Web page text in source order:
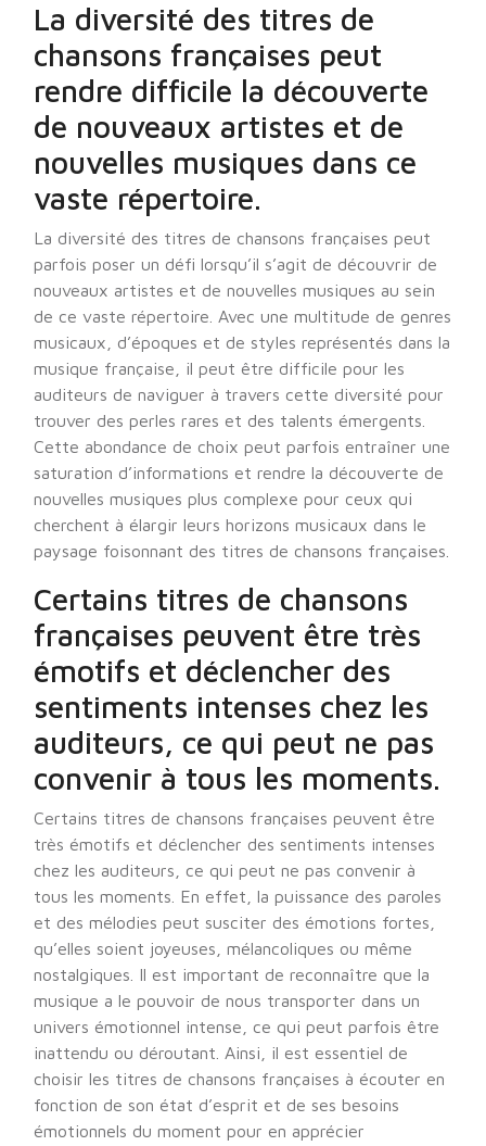
La diversité des titres de
chansons françaises peut
rendre difficile la découverte
de nouveaux artistes et de
nouvelles musiques dans ce
vaste répertoire.
La diversité des titres de chansons françaises peut
parfois poser un défi lorsqu’il s’agit de découvrir de
nouveaux artistes et de nouvelles musiques au sein
de ce vaste répertoire. Avec une multitude de genres
musicaux, d’époques et de styles représentés dans la
musique française, il peut être difficile pour les
auditeurs de naviguer à travers cette diversité pour
trouver des perles rares et des talents émergents.
Cette abondance de choix peut parfois entraîner une
saturation d’informations et rendre la découverte de
nouvelles musiques plus complexe pour ceux qui
cherchent à élargir leurs horizons musicaux dans le
paysage foisonnant des titres de chansons françaises.
Certains titres de chansons
françaises peuvent être très
émotifs et déclencher des
sentiments intenses chez les
auditeurs, ce qui peut ne pas
convenir à tous les moments.
Certains titres de chansons françaises peuvent être
très émotifs et déclencher des sentiments intenses
chez les auditeurs, ce qui peut ne pas convenir à
tous les moments. En effet, la puissance des paroles
et des mélodies peut susciter des émotions fortes,
qu’elles soient joyeuses, mélancoliques ou même
nostalgiques. Il est important de reconnaître que la
musique a le pouvoir de nous transporter dans un
univers émotionnel intense, ce qui peut parfois être
inattendu ou déroutant. Ainsi, il est essentiel de
choisir les titres de chansons françaises à écouter en
fonction de son état d’esprit et de ses besoins
émotionnels du moment pour en apprécier